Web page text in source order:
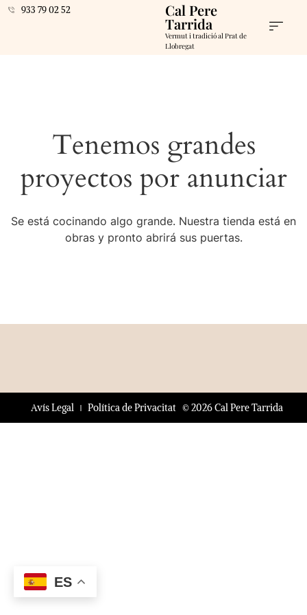
933 79 02 52 Cal Pere
Tarrida
Vermut i tradició al Prat de
Llobregat
Tenemos grandes
proyectos por anunciar
Se está cocinando algo grande. Nuestra tienda está en
obras y pronto abrirá sus puertas.
© 2026 Cal Pere Tarrida
Avís Legal Política de Privacitat
ES